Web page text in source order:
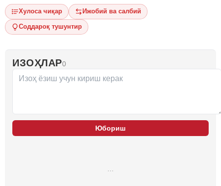
Хулоса чиқар Ижобий ва салбий
Соддароқ тушунтир
ИЗОҲЛАР0
Юбориш